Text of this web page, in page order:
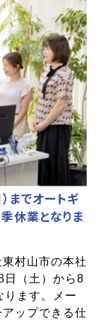
までオートギ
休業となりま
村山市の本社
日（土）から8
ります。メー
ップできる仕